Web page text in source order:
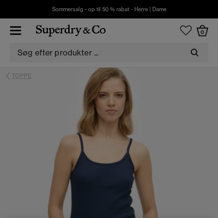
Sommersalg - op til 50 % rabat - Herre| Dame
0
TOPPE